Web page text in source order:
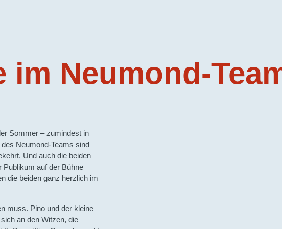
im Neumond-
Sommer – zumindest in
Neumond-Teams sind
Und auch die beiden
Publikum auf der Bühne
die beiden ganz herzlich im
muss. Pino und der kleine
an den Witzen, die